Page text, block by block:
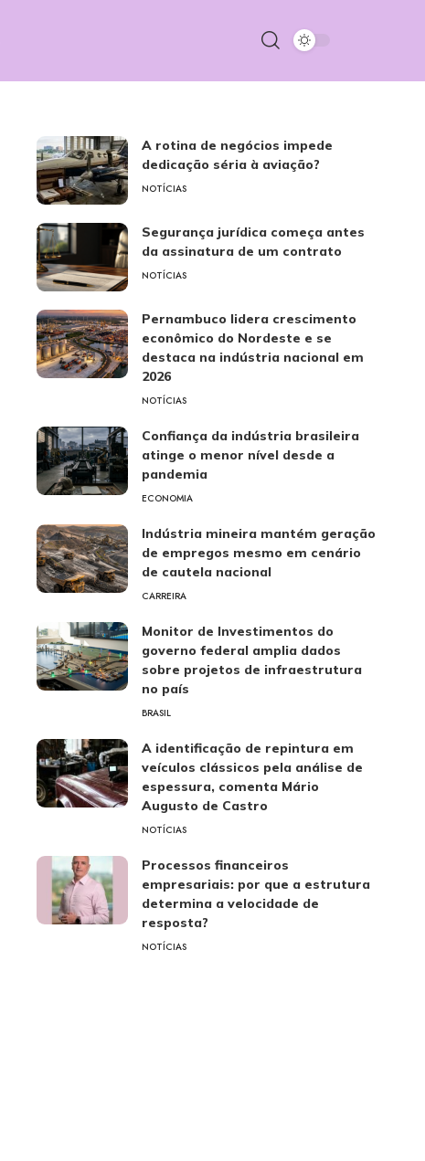
A rotina de negócios impede
dedicação séria à aviação?
NOTÍCIAS
Segurança jurídica começa antes
da assinatura de um contrato
NOTÍCIAS
Pernambuco lidera crescimento
econômico do Nordeste e se
destaca na indústria nacional em
2026
NOTÍCIAS
Confiança da indústria brasileira
atinge o menor nível desde a
pandemia
ECONOMIA
Indústria mineira mantém geração
de empregos mesmo em cenário
de cautela nacional
CARREIRA
Monitor de Investimentos do
governo federal amplia dados
sobre projetos de infraestrutura
no país
BRASIL
A identificação de repintura em
veículos clássicos pela análise de
espessura, comenta Mário
Augusto de Castro
NOTÍCIAS
Processos financeiros
empresariais: por que a estrutura
determina a velocidade de
resposta?
NOTÍCIAS